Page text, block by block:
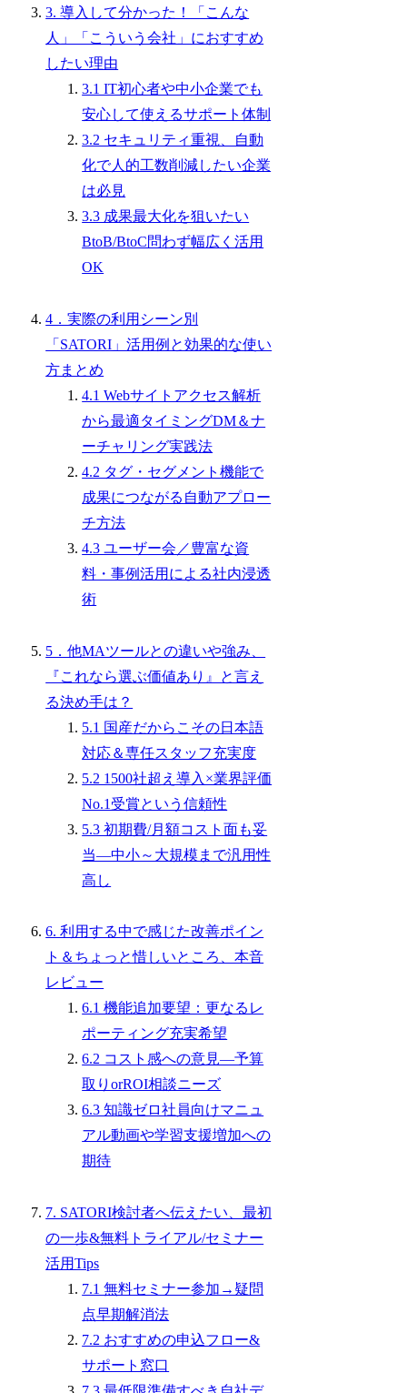
3. 導入して分かった！「こんな
人」「こういう会社」におすすめ
したい理由
3.1 IT初心者や中小企業でも
安心して使えるサポート体制
3.2 セキュリティ重視、自動
化で人的工数削減したい企業
は必見
3.3 成果最大化を狙いたい
BtoB/BtoC問わず幅広く活用
OK
4．実際の利用シーン別
「SATORI」活用例と効果的な使い
方まとめ
4.1 Webサイトアクセス解析
から最適タイミングDM＆ナ
ーチャリング実践法
4.2 タグ・セグメント機能で
成果につながる自動アプロー
チ方法
4.3 ユーザー会／豊富な資
料・事例活用による社内浸透
術
5．他MAツールとの違いや強み、
『これなら選ぶ価値あり』と言え
る決め手は？
5.1 国産だからこその日本語
対応＆専任スタッフ充実度
5.2 1500社超え導入×業界評価
No.1受賞という信頼性
5.3 初期費/月額コスト面も妥
当―中小～大規模まで汎用性
高し
6. 利用する中で感じた改善ポイン
ト＆ちょっと惜しいところ、本音
レビュー
6.1 機能追加要望：更なるレ
ポーティング充実希望
6.2 コスト感への意見―予算
取りorROI相談ニーズ
6.3 知識ゼロ社員向けマニュ
アル動画や学習支援増加への
期待
7. SATORI検討者へ伝えたい、最初
の一歩&無料トライアル/セミナー
活用Tips
7.1 無料セミナー参加→疑問
点早期解消法
7.2 おすすめの申込フロー&
サポート窓口